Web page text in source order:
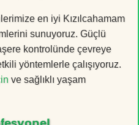
en iyi Kızılcahamam
sunuyoruz. Güçlü
kontrolünde çevreye
yöntemlerle çalışıyoruz.
ve sağlıklı yaşam